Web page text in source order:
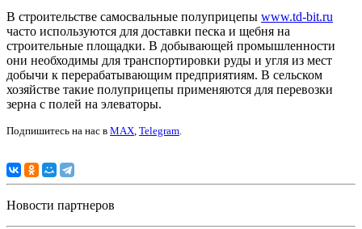
В строительстве самосвальные полуприцепы www.td-bit.ru
часто используются для доставки песка и щебня на
строительные площадки. В добывающей промышленности
они необходимы для транспортировки руды и угля из мест
добычи к перерабатывающим предприятиям. В сельском
хозяйстве такие полуприцепы применяются для перевозки
зерна с полей на элеваторы.
Подпишитесь на нас в MAX, Telegram.
Новости партнеров